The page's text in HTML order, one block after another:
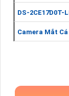
DS-2CE17D0T-
Camera Mắt Cá